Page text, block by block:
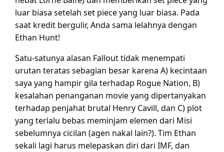
luar biasa setelah set piece yang luar biasa. Pada
saat kredit bergulir, Anda sama lelahnya dengan
Ethan Hunt!
Satu-satunya alasan Fallout tidak menempati
urutan teratas sebagian besar karena A) kecintaan
saya yang hampir gila terhadap Rogue Nation, B)
kesalahan penanganan movie yang dipertanyakan
terhadap penjahat brutal Henry Cavill, dan C) plot
yang terlalu bebas meminjam elemen dari Misi
sebelumnya cicilan (agen nakal lain?). Tim Ethan
sekali lagi harus melepaskan diri dari IMF, dan